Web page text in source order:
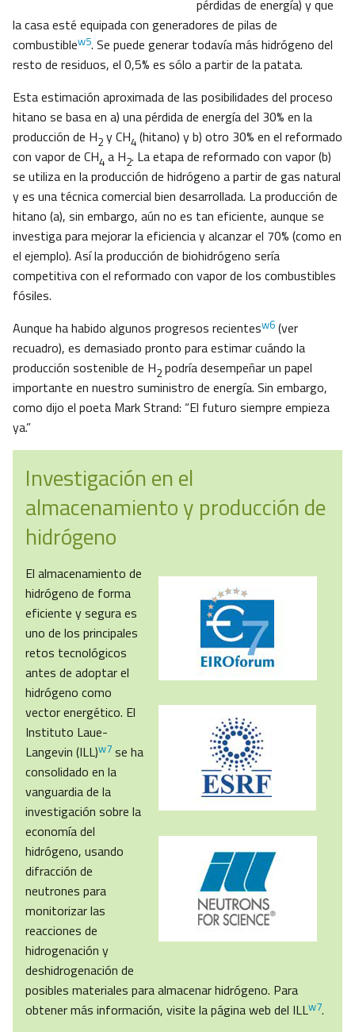
pérdidas de energía) y que
la casa esté equipada con generadores de pilas de
combustiblew5. Se puede generar todavía más hidrógeno del
resto de residuos, el 0,5% es sólo a partir de la patata.
Esta estimación aproximada de las posibilidades del proceso
hitano se basa en a) una pérdida de energía del 30% en la
producción de H2 y CH4 (hitano) y b) otro 30% en el reformado
con vapor de CH4 a H2. La etapa de reformado con vapor (b)
se utiliza en la producción de hidrógeno a partir de gas natural
y es una técnica comercial bien desarrollada. La producción de
hitano (a), sin embargo, aún no es tan eficiente, aunque se
investiga para mejorar la eficiencia y alcanzar el 70% (como en
el ejemplo). Así la producción de biohidrógeno sería
competitiva con el reformado con vapor de los combustibles
fósiles.
Aunque ha habido algunos progresos recientesw6 (ver
recuadro), es demasiado pronto para estimar cuándo la
producción sostenible de H2 podría desempeñar un papel
importante en nuestro suministro de energía. Sin embargo,
como dijo el poeta Mark Strand: “El futuro siempre empieza
ya.”
Investigación en el
almacenamiento y producción de
hidrógeno
El almacenamiento de
hidrógeno de forma
eficiente y segura es
uno de los principales
retos tecnológicos
antes de adoptar el
hidrógeno como
vector energético. El
Instituto Laue-
Langevin (ILL)w7 se ha
consolidado en la
vanguardia de la
investigación sobre la
economía del
hidrógeno, usando
difracción de
neutrones para
monitorizar las
reacciones de
hidrogenación y
deshidrogenación de
posibles materiales para almacenar hidrógeno. Para
obtener más información, visite la página web del ILLw7.